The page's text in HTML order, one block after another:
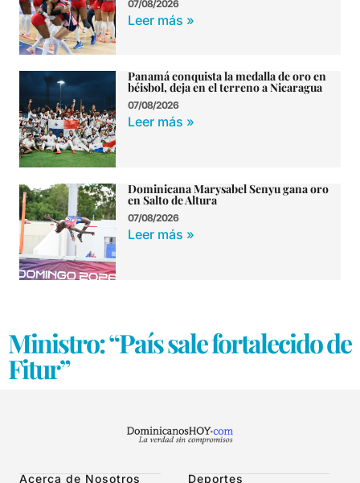
07/08/2026
Leer más »
Panamá conquista la medalla de oro en
béisbol, deja en el terreno a Nicaragua
07/08/2026
Leer más »
Dominicana Marysabel Senyu gana oro
en Salto de Altura
07/08/2026
Leer más »
Ministro: “País sale fortalecido de
Fitur”
Acerca de Nosotros Deportes